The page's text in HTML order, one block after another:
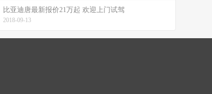
比亚迪唐最新报价21万起 欢迎上门试驾
2018-09-13